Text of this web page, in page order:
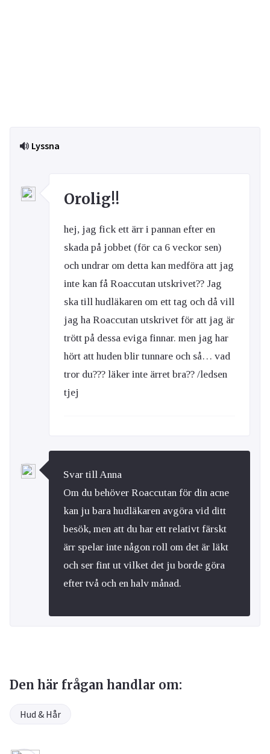
Lyssna
Orolig!!
hej, jag fick ett ärr i pannan efter en
skada på jobbet (för ca 6 veckor sen)
och undrar om detta kan medföra att jag
inte kan få Roaccutan utskrivet?? Jag
ska till hudläkaren om ett tag och då vill
jag ha Roaccutan utskrivet för att jag är
trött på dessa eviga finnar. men jag har
hört att huden blir tunnare och så… vad
tror du??? läker inte ärret bra?? /ledsen
tjej
Svar till Anna
Om du behöver Roaccutan för din acne
kan ju bara hudläkaren avgöra vid ditt
besök, men att du har ett relativt färskt
ärr spelar inte någon roll om det är läkt
och ser fint ut vilket det ju borde göra
efter två och en halv månad.
Den här frågan handlar om:
Hud & Hår